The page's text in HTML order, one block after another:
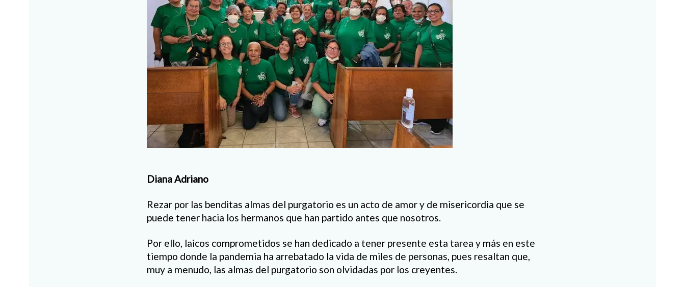
Diana Adriano
Rezar por las benditas almas del purgatorio es un acto de amor y de misericordia que se
puede tener hacia los hermanos que han partido antes que nosotros.
Por ello, laicos comprometidos se han dedicado a tener presente esta tarea y más en este
tiempo donde la pandemia ha arrebatado la vida de miles de personas, pues resaltan que,
muy a menudo, las almas del purgatorio son olvidadas por los creyentes.